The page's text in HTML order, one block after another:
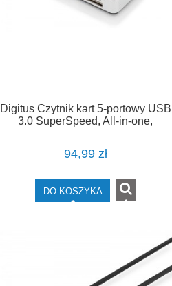
Digitus Czytnik kart 5-portowy USB
3.0 SuperSpeed, All-in-one,
94,99 zł
DO KOSZYKA